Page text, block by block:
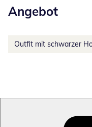
Angebot
Outfit mit schwarzer